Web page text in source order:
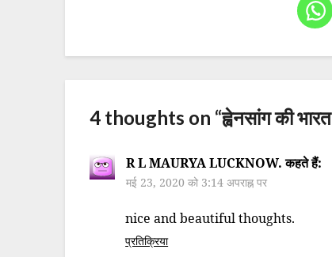
4 thoughts on “ह्वेनसांग की
R L MAURYA LUCKNOW. कहते हैं:
मई 23, 2020 को 3:14 अपराह्न पर
nice and beautiful thoughts.
प्रतिक्रिया